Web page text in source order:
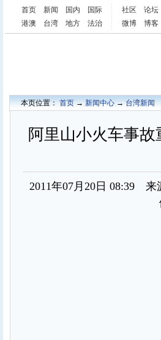
首页 新闻 国内
国际
港澳
台湾 地方 法治
社区 论坛
微博
博客
本页位置：首页→新闻中心→台湾新闻
阿里山小火车事
2011年07月20日 08:39